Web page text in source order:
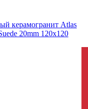
керамогранит Atlas
20mm 120x120